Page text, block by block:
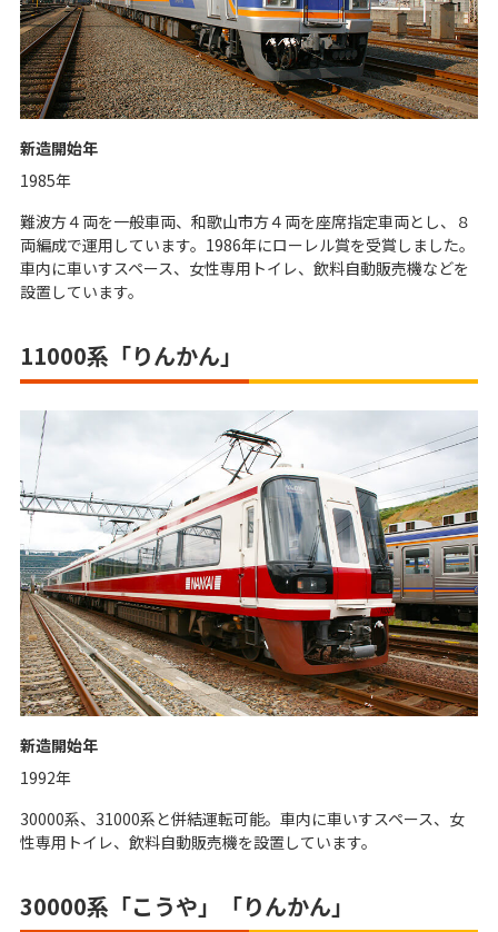
新造開始年
1985年
難波方４両を一般車両、和歌山市方４両を座席指定車両とし、８
両編成で運用しています。1986年にローレル賞を受賞しました。
車内に車いすスペース、女性専用トイレ、飲料自動販売機などを
設置しています。
11000系「りんかん」
新造開始年
1992年
30000系、31000系と併結運転可能。車内に車いすスペース、女
性専用トイレ、飲料自動販売機を設置しています。
30000系「こうや」「りんかん」